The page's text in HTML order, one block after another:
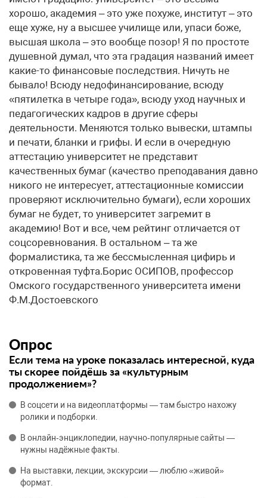
хорошо, академия – это уже похуже, институт – это
еще хуже, ну а высшее училище или, упаси боже,
высшая школа – это вообще позор! Я по простоте
душевной думал, что эта градация названий имеет
какие-то финансовые последствия. Ничуть не
бывало! Всюду недофинансирование, всюду
«пятилетка в четыре года», всюду уход научных и
педагогических кадров в другие сферы
деятельности. Меняются только вывески, штампы
и печати, бланки и грифы. И если в очередную
аттестацию университет не представит
качественных бумаг (качество преподавания давно
никого не интересует, аттестационные комиссии
проверяют исключительно бумаги), если хороших
бумаг не будет, то университет загремит в
академию! Вот и все, чем рейтинг отличается от
соцсоревнования. В остальном – та же
формалистика, та же бессмысленная цифирь и
откровенная туфта.​Борис ОСИПОВ, профессор
Омского государственного университета имени
Ф.М.Достоевского
Опрос
Если тема на уроке показалась интересной, куда
ты скорее пойдёшь за «культурным
продолжением»?
В соцсети и на видеоплатформы — там быстро нахожу
ролики и подборки.
В онлайн‑энциклопедии, научно‑популярные сайты —
нужны надёжные факты.
На выставки, лекции, экскурсии — люблю «живой»
формат.